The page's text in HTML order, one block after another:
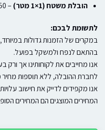
הובלת משטח (1×1 מטר)
– 250 ₪ (חישוב לפי נפח ולא לפי משקל)
לתשומת לבכם:
במקרים של הזמנות גדולות במיוחד,
בהתאם לנפח ולמשקל בפועל.
אנו מחייבים את לקוחותינו אך
לחברת ההובלה, ללא תוספות מחיר
המחירים המוצגים הם המחירים